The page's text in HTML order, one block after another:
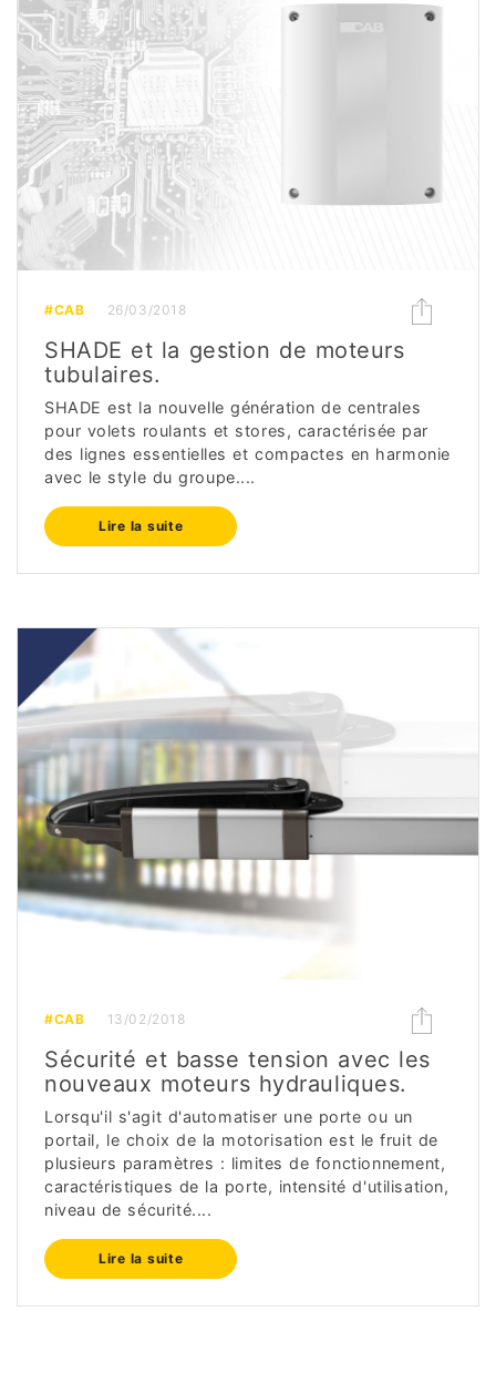
#CAB 26/03/2018
SHADE et la gestion de moteurs
tubulaires.
SHADE est la nouvelle génération de centrales
pour volets roulants et stores, caractérisée par
des lignes essentielles et compactes en harmonie
avec le style du groupe....
Lire la suite
#CAB 13/02/2018
Sécurité et basse tension avec les
nouveaux moteurs hydrauliques.
Lorsqu'il s'agit d'automatiser une porte ou un
portail, le choix de la motorisation est le fruit de
plusieurs paramètres : limites de fonctionnement,
caractéristiques de la porte, intensité d'utilisation,
niveau de sécurité....
Lire la suite